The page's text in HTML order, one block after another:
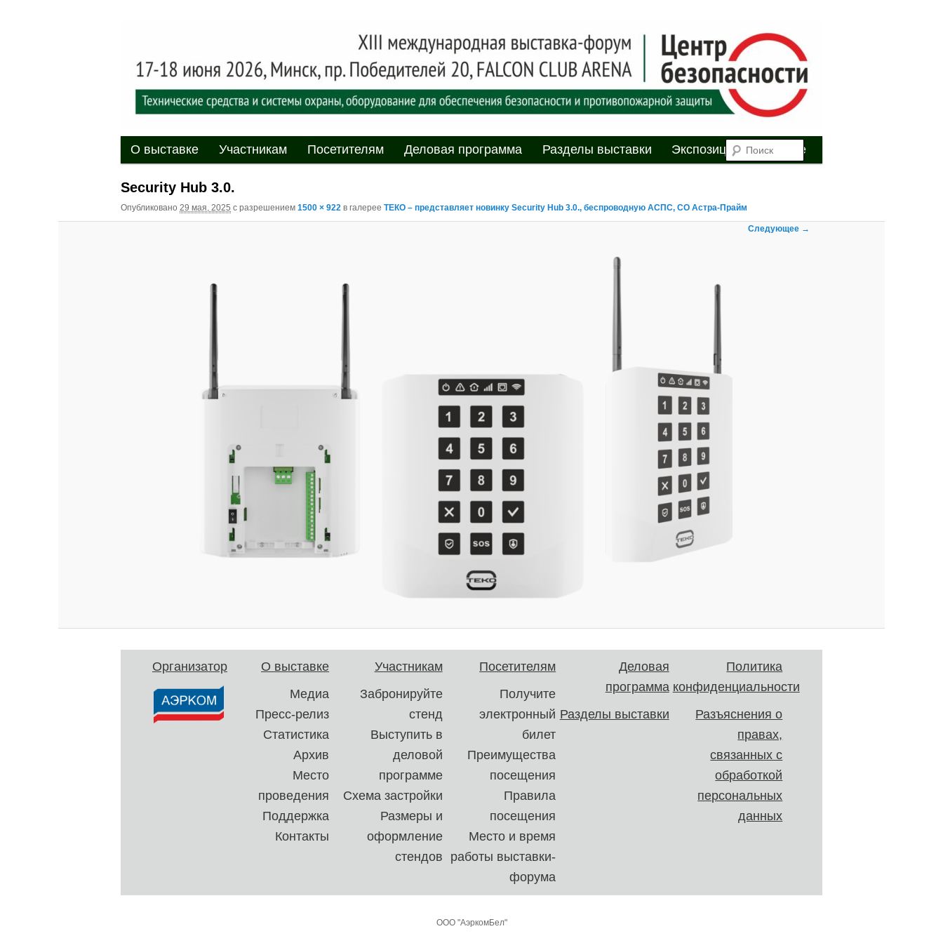
XII международная выставка-форум
«Центр безопасности»
обеспечения безопасности и противопожарной защиты. 4-5 июня 2025, Минск, пр. Победителей,
Поиск
Главное меню
Перейти к основному содержимому
Перейти к дополнительному содержимому
О выставке Участникам Посетителям Деловая программа Разделы выставки Экспозиция Youtube
Навигация по
изображениям
Следующее →
Security Hub 3.0.
Опубликовано 29 мая, 2025 с разрешением 1500 × 922 в галерее ТЕКО – представляет новинку Security Hub 3.0., беспроводную АСПС, СО Астра-Прайм
Организатор
О выставке
Медиа
Пресс-релиз
Статистика
Архив
Место
проведения
Поддержка
Контакты
Участникам
Забронируйте
стенд
Выступить в
деловой
программе
Схема застройки
Размеры и
оформление
стендов
Посетителям
Получите
электронный
билет
Преимущества
посещения
Правила
посещения
Место и время
работы выставки-
форума
Деловая
программа
Разделы выставки
Политика
конфиденциальности
Разъяснения о
правах,
связанных с
обработкой
персональных
данных
ООО "АэркомБел"